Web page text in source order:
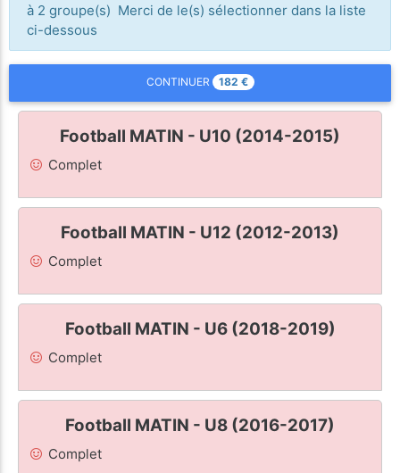
à 2 groupe(s) Merci de le(s) sélectionner dans la liste
ci-dessous
CONTINUER 182 €
Football MATIN - U10 (2014-2015)
Complet
Football MATIN - U12 (2012-2013)
Complet
Football MATIN - U6 (2018-2019)
Complet
Football MATIN - U8 (2016-2017)
Complet